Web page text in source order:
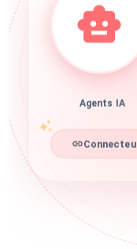
Agents IA